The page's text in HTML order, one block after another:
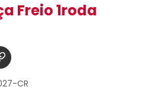
Freio 1roda
CR